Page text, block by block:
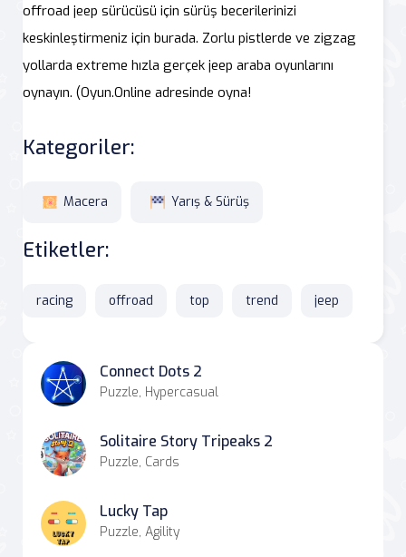
offroad jeep sürücüsü için sürüş becerilerinizi
keskinleştirmeniz için burada. Zorlu pistlerde ve zigzag
yollarda extreme hızla gerçek jeep araba oyunlarını
oynayın. (Oyun.Online adresinde oyna!
Kategoriler:
Macera Yarış & Sürüş
Etiketler:
racing offroad top trend jeep
Connect Dots 2
Puzzle, Hypercasual
Solitaire Story Tripeaks 2
Puzzle, Cards
Lucky Tap
Puzzle, Agility